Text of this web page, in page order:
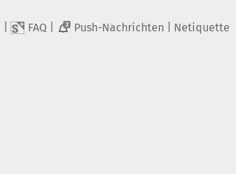
FAQ 2 Push-Nachrichten Netiquette